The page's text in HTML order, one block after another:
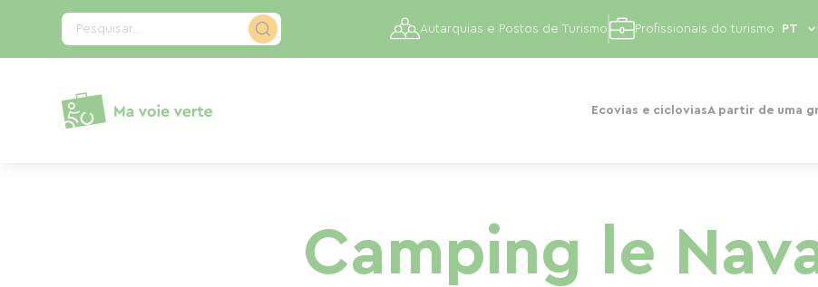
Pesquisar...
Ecovias e cicloviasA partir de uma
Autarquias e Postos de Turismo Profissionais do turismo
Camping le
Painel de Gerenciamento de Cookies